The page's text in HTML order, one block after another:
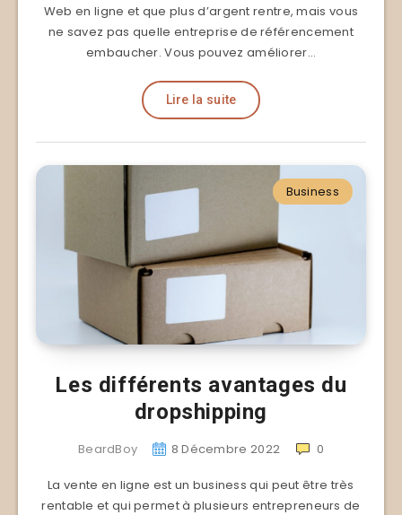
Web en ligne et que plus d’argent rentre, mais vous
ne savez pas quelle entreprise de référencement
embaucher. Vous pouvez améliorer…
Lire la suite
Business
Les différents avantages du
dropshipping
BeardBoy 8 Décembre 2022 0
La vente en ligne est un business qui peut être très
rentable et qui permet à plusieurs entrepreneurs de